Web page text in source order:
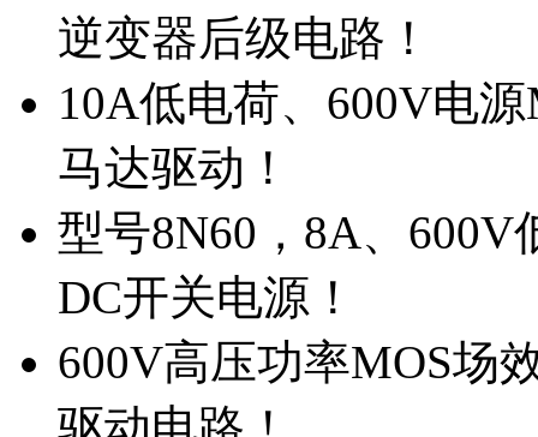
逆变器后级电路！
10A低电荷、600V电
马达驱动！
型号8N60，8A、
DC开关电源！
600V高压功率MOS场